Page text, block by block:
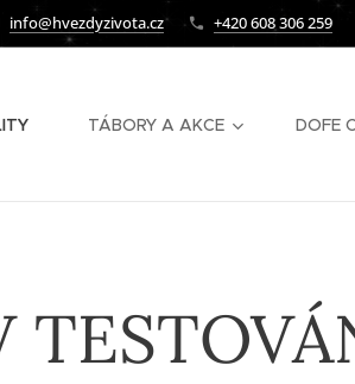
info@hvezdyzivota.cz +420 608 306 259
TÁBORY A AKCE DOFE